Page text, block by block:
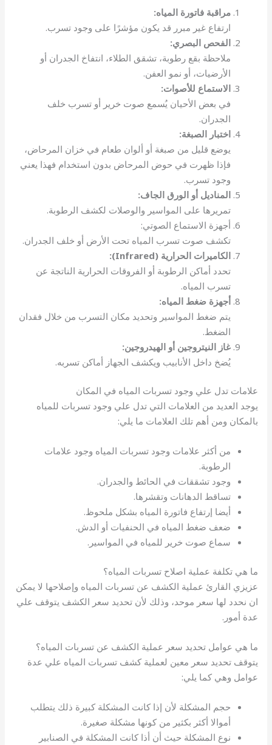
مراقبة فاتورة المياه:
ارتفاع غير مبرر قد يكون مؤشرًا على وجود تسرب.
الفحص البصري:
ملاحظة بقع رطوبة، تشقق الطلاء، انتفاخ الجدران أو
الأرضيات، أو نمو العفن.
الاستماع للأصوات:
في بعض الأحيان يُسمع صوت خرير أو تسرب خلف
الجدران.
اختبار الصبغة:
يوضع قليل من صبغة أو ألوان طعام في خزان المرحاض،
فإذا ظهرت في حوض المرحاض بدون استخدام فهذا يعني
وجود تسرب.
المناديل أو الورق الجاف:
تمريرها على المواسير والوصلات لكشف الرطوبة.
أجهزة الاستماع الصوتي:
تكشف صوت تسرب المياه تحت الأرض أو خلف الجدران.
الكاميرات الحرارية (Infrared):
تحدد أماكن الرطوبة أو الفروقات الحرارية الناتجة عن
تسرب المياه.
أجهزة ضغط المياه:
يتم ضغط المواسير وتحديد مكان التسرب من خلال فقدان
الضغط.
غاز النيتروجين أو الهيدروجين:
يُضخ داخل الأنابيب ويكشف الجهاز أماكن تسربه.
علامات تدل علي وجود تسربات المياه في المكان
يوجد العديد من العلامات التي تدل علي وجود تسربات للمياه
بالمكان ومن أهم تلك العلامات ما يلي:
من أكثر علامات وجود تسربات المياه وجود علامات
الرطوبة.
وجود تشققات في الحائط والجدران.
تساقط الدهانات وتقشرها.
أيضا إرتفاع فاتورة المياه بشكل ملحوظ.
ضعف ضغط المياه في الحنفيات أو الدش.
سماع صوت خرير للمياه في المواسير.
ما هي تكلفة عملية اصلاح تسربات المياه؟
عزيزي القارئ عملية الكشف عن تسربات المياه وإصلاحها لا يمكن
ان نحدد لها سعر موحد، وذلك لأن تحديد سعر الكشف يتوقف علي
عدة أمور.
ما هي عوامل تحديد سعر عملية الكشف عن تسربات المياه؟
يتوقف تحديد سعر معين لعملية كشف تسربات المياه علي عدة
عوامل وهي كما يلي:
حجم المشكلة لأن إذا كانت المشكلة كبيرة ذلك يتطلب
أموالا أكثر بكثير من كونها مشكلة صغيرة.
نوع المشكلة حيث أن أذا كانت المشكلة في الصنابير